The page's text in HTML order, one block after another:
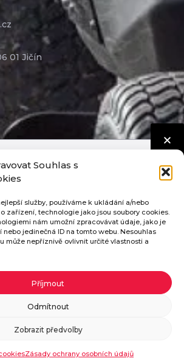
Souhlas s
služby, používáme k ukládání a/nebo
zařízení, technologie jako jsou soubory cookies.
nám umožní zpracovávat údaje, jako je
jedinečná ID na tomto webu. Nesouhlas
může nepříznivě ovlivnit určité vlastnosti a
Příjmout
Odmítnout
Zobrazit předvolby
Zásady ochrany osobních údajů
01 Jičín
©
Díly nejvyšší kvality
Mimosoudní řešení sporů
vám katalog ZDARMA
potřebné údaje, zašleme vám